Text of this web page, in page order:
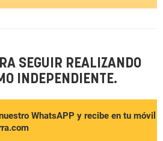
SEGUIR REALIZANDO
INDEPENDIENTE.
WhatsAPP y recibe en tu móvil